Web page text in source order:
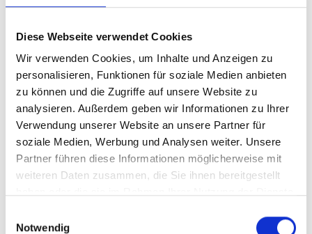
Diese Webseite verwendet Cookies
Wir verwenden Cookies, um Inhalte und Anzeigen zu
personalisieren, Funktionen für soziale Medien anbieten
zu können und die Zugriffe auf unsere Website zu
analysieren. Außerdem geben wir Informationen zu Ihrer
Verwendung unserer Website an unsere Partner für
soziale Medien, Werbung und Analysen weiter. Unsere
Partner führen diese Informationen möglicherweise mit
weiteren Daten zusammen, die Sie ihnen bereitgestellt
Notwendig
Bewertungen
Ähnliche Artikel
Produktgalerie überspringen